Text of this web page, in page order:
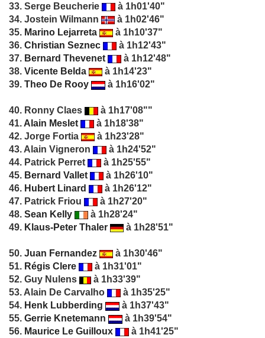
33. Serge Beucherie
à 1h01'40"
34. Jostein Wilmann
à 1h02'46"
35. Marino Lejarreta
à 1h10'37"
36. Christian Seznec
à 1h12'43"
37. Bernard Thevenet
à 1h12'48"
38. Vicente Belda
à 1h14'23"
39. Theo De Rooy à 1h16'02"
40. Ronny Claes
à 1h17'08""
41. Alain Meslet
à 1h18'38"
42. Jorge Fortia
à 1h23'28"
43. Alain Vigneron
à 1h24'52"
44. Patrick Perret
à 1h25'55"
45. Bernard Vallet
à 1h26'10"
46. Hubert Linard
à 1h26'12"
47. Patrick Friou
à 1h27'20"
48. Sean Kelly
à 1h28'24"
49. Klaus-Peter Thaler à 1h28'51"
50. Juan Fernandez
à 1h30'46"
51. Régis Clere
à 1h31'01"
52. Guy Nulens
à 1h33'39"
53. Alain De Carvalho
à 1h35'25"
54. Henk Lubberding
à 1h37'43"
55. Gerrie Knetemann
à 1h39'54"
56. Maurice Le Guilloux
à 1h41'25"